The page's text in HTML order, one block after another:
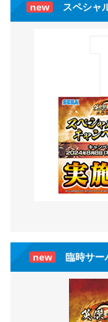
new スペシャ
new 臨時サー